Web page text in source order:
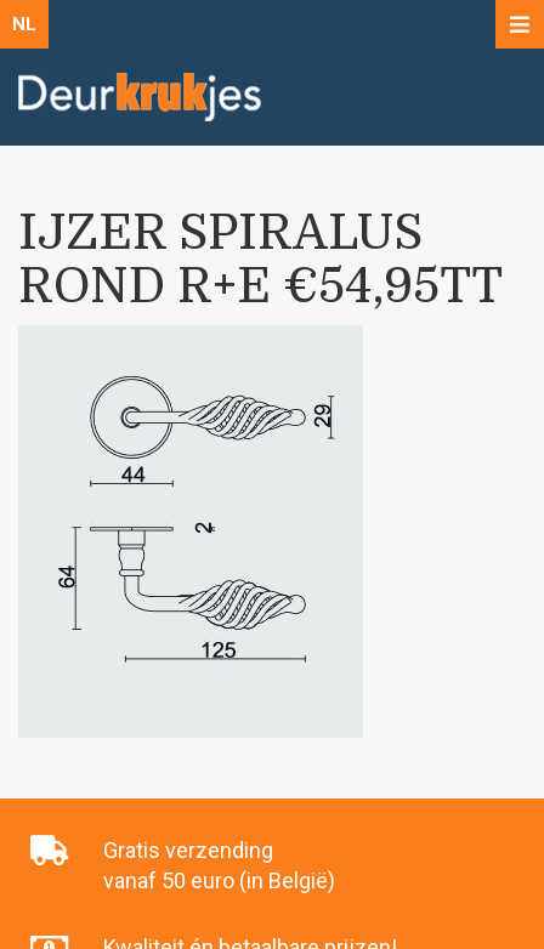
NL
IJZER SPIRALUS
ROND R+E €54,95TT
Gratis verzending
vanaf 50 euro (in België)